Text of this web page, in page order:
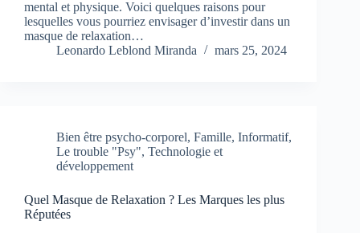
mental et physique. Voici quelques raisons pour
lesquelles vous pourriez envisager d’investir dans un
masque de relaxation…
Leonardo Leblond Miranda
mars 25, 2024
Bien être psycho-corporel, Famille, Informatif,
Le trouble "Psy", Technologie et
développement
Quel Masque de Relaxation ? Les Marques les plus
Réputées